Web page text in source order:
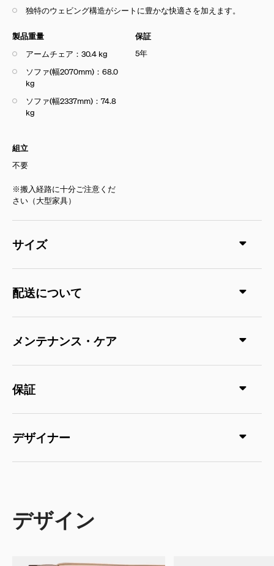
独特のウェビング構造がシートに豊かな快適さを加えます。
製品重量
アームチェア：30.4 kg
ソファ(幅2070mm)：68.0
kg
ソファ(幅2337mm)：74.8
kg
組立
不要
※搬入経路に十分ご注意くだ
さい（大型家具）
保証
5年
サイズ
配送について
メンテナンス・ケア
保証
デザイナー
デザイン